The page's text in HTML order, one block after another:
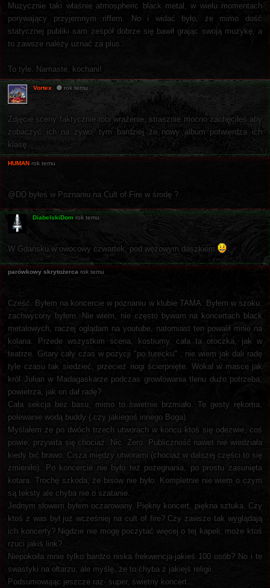
Muzycznie taki właśnie atmospheric black metal, w wielu momentach
porywający przyjemnym riffem. No i widać było, że mimo dość
statycznej publiki sam zespół dobrze się bawił grając swoją muzykę, a
to zawsze należy uznać za plus.
To tyle. Namaste, kochani!
Vortex rok temu
Zdjęcie sceny faktycznie robi wrażenie, strasznie mocno zachęciłeś aby
zobaczyć ich na żywo, tym bardziej że nowy album potwierdza ich
klasę.
HUMAN rok temu
@DD byłeś w Poznaniu na Cult of Fire w środę ?
DiabelskiDom rok temu
W Gdańsku w owocowy czwartek, pod wężowym daszkiem
parówkowy skrytożerca rok temu
Cześć. Byłem na koncercie w poznaniu w klubie TAMA. Byłem w szoku,
zachwycony byłem. Nie wiem, nie często bywam na koncertach black
metalowych, raczej oglądam na youtube, natomiast ten powalił mnie na
kolana. Przede wszystkim scena, kostiumy, cała ta otoczka, jak w
teatrze. Gitary cały czas w pozycji "po turecku" , nie wiem jak dali radę
tyle czasu tak siedzieć, przecież nogi ścierpnięte. Wokal w masce jak
król Julian w Madagaskarze podczas growlowania tlenu dużo potrzeba,
powietrza, jak on dał radę?
Cała sekcja bez basu, mimo to świetnie brzmiało. Te gesty rękoma,
polewanie wodą buddy ( czy jakiegoś innego Boga).
Myślałem że po dwóch trzech utworach w końcu ktoś się odezwie, coś
powie, przywita się chociaż. Nic. Zero. Publiczność nawet nie wiedziała
kiedy bić brawo. Cisza między utworami (chociaż w dalszej części to się
zmieniło). Po koncercie nie było też pożegnania, po prostu zasunięta
kotara. Trochę szkoda, że bisów nie było. Kompletnie nie wiem o czym
są teksty ale chyba nie o szatanie.
Jednym słowem byłem oczarowany. Piękny koncert, piękna sztuka. Czy
ktoś z was był już wcześniej na cult of fire? Czy zawsze tak wyglądają
ich koncerty? Nigdzie nie mogę poczytać więcej o tej kapeli, może ktoś
rzuci jakiś link?
Niepokoiła mnie tylko bardzo niska frekwencja-jakieś 100 osób? No i te
swastyki na ołtarzu, ale myślę, że to chyba z jakiejś religii.
Podsumowując jeszcze raz- super, świetny koncert.